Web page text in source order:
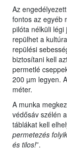
Az
fontos az egyéb
pilóta nélküli
repülhet a
repülési
biztosítani kell
permetlé
200 µm legyen.
méter.
A munka
védősáv szélén
táblákat kell
permetezés
és tilos!”.